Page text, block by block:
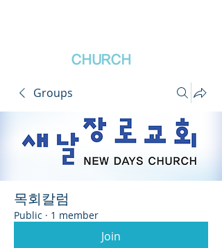
CHURCH
Groups
목회칼럼
Public · 1 member
Join